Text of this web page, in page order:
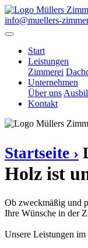
info@muellers-
Start
Leistungen
Zimmerei
Unternehmen
Über uns
Kontakt
Startseite ›
Holz ist
Ob zweckmäßig und
Ihre Wünsche in der
Unsere Leistungen